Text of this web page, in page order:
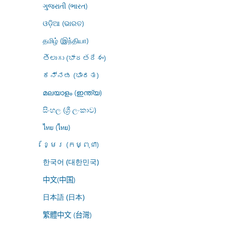
ગુજરાતી (ભારત)
ଓଡ଼ିଆ (ଭାରତ)
தமிழ் (இந்தியா)
తెలుగు (భారతదేశం)
ಕನ್ನಡ (ಭಾರತ)
മലയാളം (ഇന്ത്യ)
සිංහල (ශ්‍රී ලංකාව)
ไทย (ไทย)
ខ្មែរ (កម្ពុជា)
한국어 (대한민국)
中文(中国)
日本語 (日本)
繁體中文 (台灣)